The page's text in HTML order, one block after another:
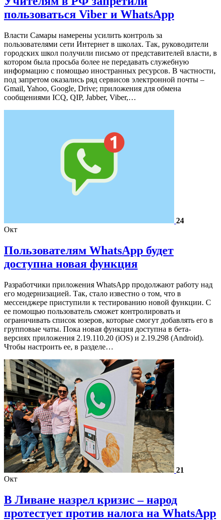
пользоваться Viber и WhatsApp
Власти Самары намерены усилить контроль за
пользователями сети Интернет в школах. Так, руководители
городских школ получили письмо от представителей власти, в
котором была просьба более не передавать служебную
информацию с помощью иностранных ресурсов. В частности,
под запретом оказались ряд сервисов электронной почты –
Gmail, Yahoo, Google, Drive; приложения для обмена
сообщениями ICQ, QIP, Jabber, Viber,…
24
Окт
Пользователям WhatsApp будет
доступна новая функция
Разработчики приложения WhatsApp продолжают работу над
его модернизацией. Так, стало известно о том, что в
мессенджере приступили к тестированию новой функции. С
ее помощью пользователь сможет контролировать и
ограничивать список юзеров, которые смогут добавлять его в
групповые чаты. Пока новая функция доступна в бета-
версиях приложения 2.19.110.20 (iOS) и 2.19.298 (Android).
Чтобы настроить ее, в разделе…
21
Окт
В Ливане назрел кризис – народ
протестует против налога на WhatsApp